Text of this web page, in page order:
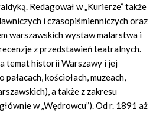
Redagował w „Kurierze” także
i czasopiśmienniczych oraz
warszawskich wystaw malarstwa i
z przedstawień teatralnych.
temat historii Warszawy i jej
pałacach, kościołach, muzeach,
a także z zakresu
w „Wędrowcu”). Od r. 1891 aż